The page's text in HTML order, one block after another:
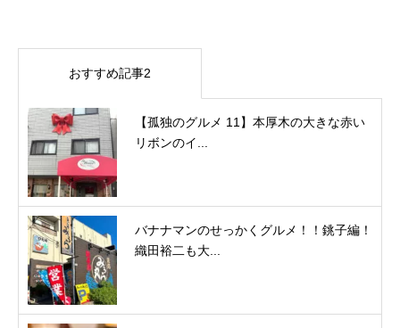
おすすめ記事2
【孤独のグルメ 11】本厚木の大きな赤い
リボンのイ...
バナナマンのせっかくグルメ！！銚子編！
織田裕二も大...